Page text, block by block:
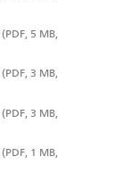
(PDF, 5 MB,
(PDF, 3 MB,
(PDF, 3 MB,
(PDF, 1 MB,